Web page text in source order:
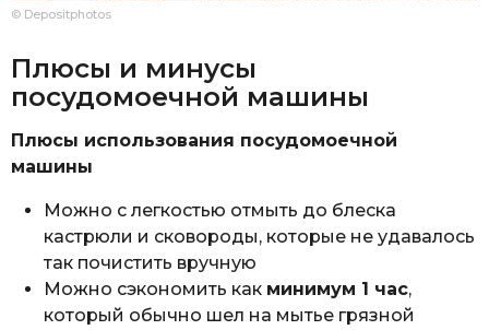
© Depositphotos
Плюсы и минусы
посудомоечной машины
Плюсы использования посудомоечной
машины
Можно с легкостью отмыть до блеска
кастрюли и сковороды, которые не удавалось
так почистить вручную
Можно сэкономить как минимум 1 час,
который обычно шел на мытье грязной